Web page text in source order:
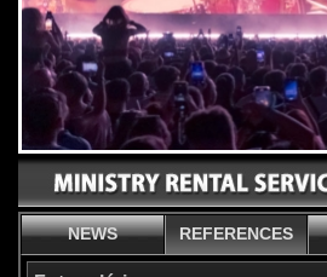
NEWS REFERENCES